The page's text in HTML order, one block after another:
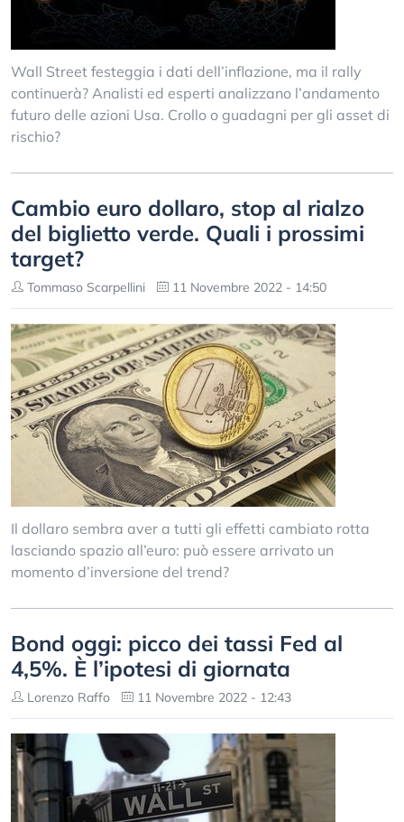
Wall Street festeggia i dati dell’inflazione, ma il rally
continuerà? Analisti ed esperti analizzano l’andamento
futuro delle azioni Usa. Crollo o guadagni per gli asset di
rischio?
Cambio euro dollaro, stop al rialzo
del biglietto verde. Quali i prossimi
target?
Tommaso Scarpellini 11 Novembre 2022 - 14:50
Il dollaro sembra aver a tutti gli effetti cambiato rotta
lasciando spazio all’euro: può essere arrivato un
momento d’inversione del trend?
Bond oggi: picco dei tassi Fed al
4,5%. È l’ipotesi di giornata
Lorenzo Raffo 11 Novembre 2022 - 12:43